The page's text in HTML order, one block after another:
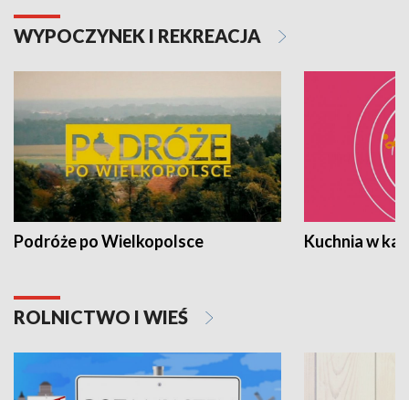
WYPOCZYNEK I REKREACJA
Podróże po Wielkopolsce Kuchnia w
ROLNICTWO I WIEŚ